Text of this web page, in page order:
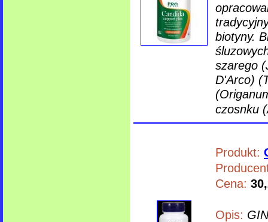
biotyny.
szarego
D'Arco)
czosnku
Produkt:
Cena:
Opis: